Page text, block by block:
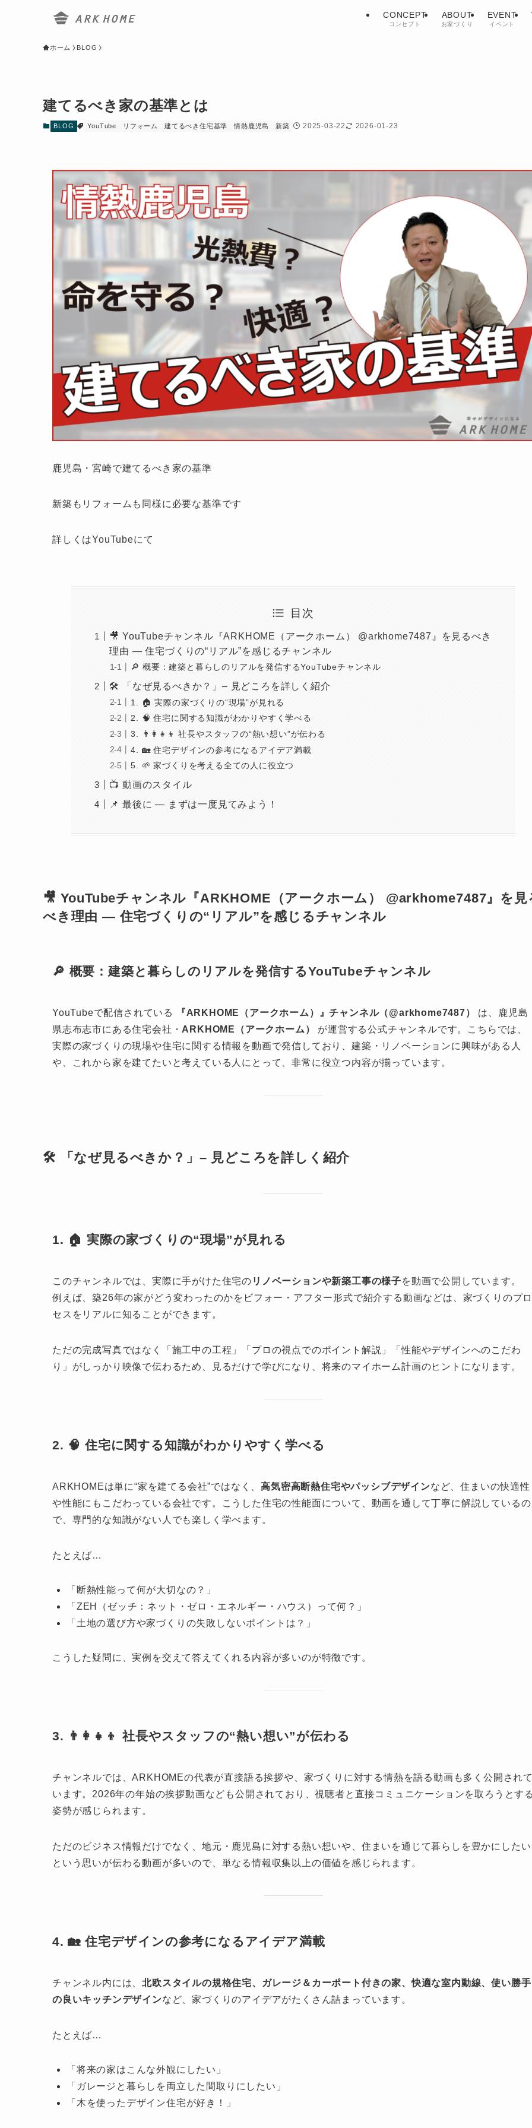
CONCEPT
コンセプト
ABOUT
お家づくり
EVENT
イベント
ホーム BLOG
建てるべき家の基準とは
BLOG YouTube リフォーム 建てるべき住宅基準 情熱鹿児島 新築 2025-03-22 2026-01-23
鹿児島・宮崎で建てるべき家の基準
新築もリフォームも同様に必要な基準です
詳しくはYouTubeにて
目次
🎥 YouTubeチャンネル『ARKHOME（アークホーム） @arkhome7487』を見るべき
理由 — 住宅づくりの“リアル”を感じるチャンネル
🔎 概要：建築と暮らしのリアルを発信するYouTubeチャンネル
🛠️ 「なぜ見るべきか？」– 見どころを詳しく紹介
1. 🏠 実際の家づくりの“現場”が見れる
2. 🧠 住宅に関する知識がわかりやすく学べる
3. 👨‍👩‍👧‍👦 社長やスタッフの“熱い想い”が伝わる
4. 🏡 住宅デザインの参考になるアイデア満載
5. 🌱 家づくりを考える全ての人に役立つ
📺 動画のスタイル
📌 最後に — まずは一度見てみよう！
🎥 YouTubeチャンネル『ARKHOME（アークホーム） @arkhome7487』を見
べき理由 — 住宅づくりの“リアル”を感じるチャンネル
🔎 概要：建築と暮らしのリアルを発信するYouTubeチャンネル
YouTubeで配信されている 『ARKHOME（アークホーム）』チャンネル（@arkhome7487）
は、鹿児島
県志布志市にある住宅会社・ ARKHOME（アークホーム）
が運営する公式チャンネルです。こちらでは、
実際の家づくりの現場や住宅に関する情報を動画で発信しており、建築・リノベーションに興味がある人
や、これから家を建てたいと考えている人にとって、非常に役立つ内容が揃っています。
🛠️ 「なぜ見るべきか？」– 見どころを詳しく紹介
1. 🏠 実際の家づくりの“現場”が見れる
このチャンネルでは、実際に手がけた住宅の リノベーションや新築工事の様子を動画で公開しています。
例えば、築26年の家がどう変わったのかをビフォー・アフター形式で紹介する動画などは、家づくりのプ
セスをリアルに知ることができます。
ただの完成写真ではなく「施工中の工程」「プロの視点でのポイント解説」「性能やデザインへのこだわ
り」がしっかり映像で伝わるため、見るだけで学びになり、将来のマイホーム計画のヒントになります。
2. 🧠 住宅に関する知識がわかりやすく学べる
ARKHOMEは単に“家を建てる会社”ではなく、高気密高断熱住宅やパッシブデザインなど、住まいの快適性
や性能にもこだわっている会社です。こうした住宅の性能面について、動画を通して丁寧に解説しているの
で、専門的な知識がない人でも楽しく学べます。
たとえば…
「断熱性能って何が大切なの？」
「ZEH（ゼッチ：ネット・ゼロ・エネルギー・ハウス）って何？」
「土地の選び方や家づくりの失敗しないポイントは？」
こうした疑問に、実例を交えて答えてくれる内容が多いのが特徴です。
3. 👨‍👩‍👧‍👦 社長やスタッフの“熱い想い”が伝わる
チャンネルでは、ARKHOMEの代表が直接語る挨拶や、家づくりに対する情熱を語る動画も多く公開され
います。2026年の年始の挨拶動画なども公開されており、視聴者と直接コミュニケーションを取ろうとす
姿勢が感じられます。
ただのビジネス情報だけでなく、地元・鹿児島に対する熱い想いや、住まいを通じて暮らしを豊かにしたい
という思いが伝わる動画が多いので、単なる情報収集以上の価値を感じられます。
4. 🏡 住宅デザインの参考になるアイデア満載
チャンネル内には、北欧スタイルの規格住宅、ガレージ＆カーポート付きの家、快適な室内動線、使い勝手
の良いキッチンデザインなど、家づくりのアイデアがたくさん詰まっています。
たとえば…
「将来の家はこんな外観にしたい」
「ガレージと暮らしを両立した間取りにしたい」
「木を使ったデザイン住宅が好き！」